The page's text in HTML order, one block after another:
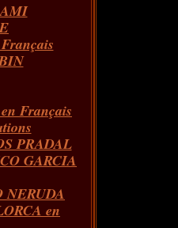
Français
PRADAL
GARCIA
NERUDA
en